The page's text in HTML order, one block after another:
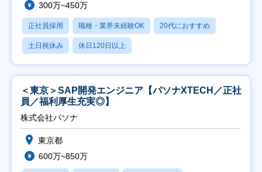
300万~450万
正社員採用 職種・業界未経験OK 20代におすすめ
土日祝休み 休日120日以上
＜東京＞SAP開発エンジニア【パソナXTECH／正社
員／福利厚生充実◎】
株式会社パソナ
東京都
600万~850万